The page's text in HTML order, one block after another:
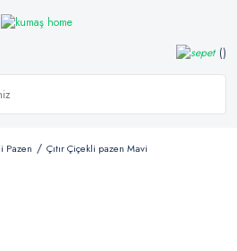
Pazen Çıtır Çiçekli pazen Mavi